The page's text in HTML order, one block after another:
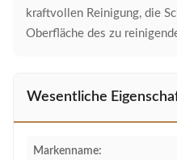
kraftvollen Reinigung, die
Oberfläche des zu
Wesentliche
Markenname: